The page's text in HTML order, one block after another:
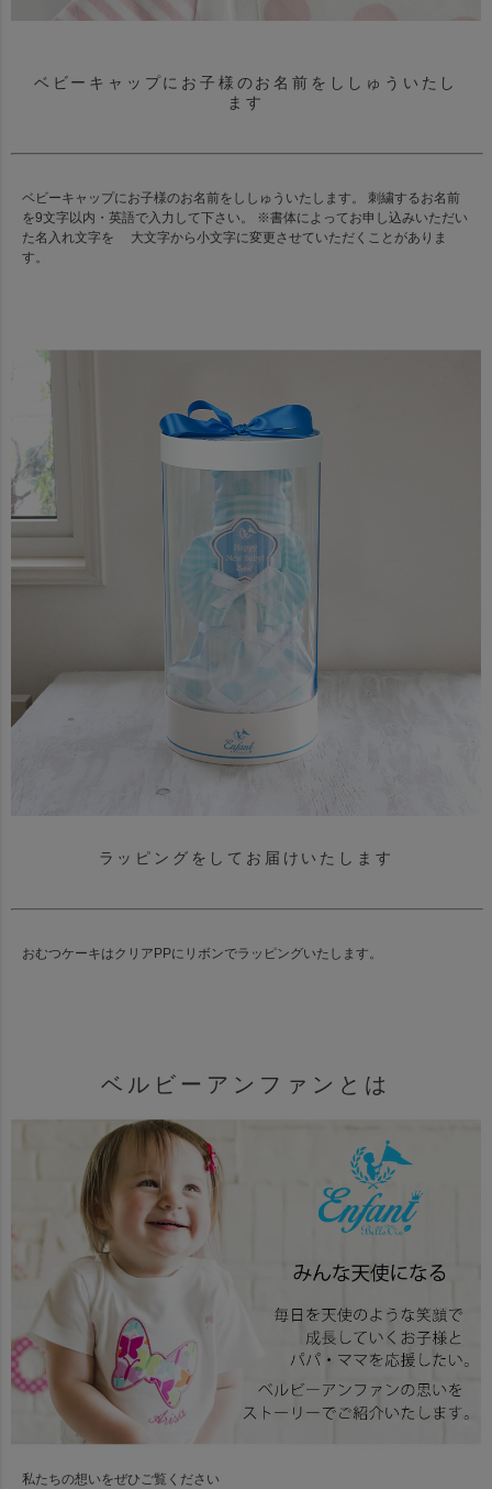
ベビーキャップにお子様のお名前をししゅういたし
ます
ベビーキャップにお子様のお名前をししゅういたします。 刺繍するお名前
を9文字以内・英語で入力して下さい。 ※書体によってお申し込みいただい
た名入れ文字を 大文字から小文字に変更させていただくことがありま
す。
ラッピングをしてお届けいたします
おむつケーキはクリアPPにリボンでラッピングいたします。
ベルビーアンファンとは
私たちの想いをぜひご覧ください